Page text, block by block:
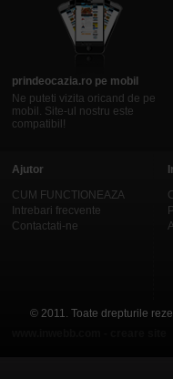
prindeocazia.ro pe mobil
Ne puteti vizita oricand de pe
mobil. Site-ul nostru este
compatibil!
Ajutor
CUM FUNCTIONEAZA
Intrebari frecvente
Contactati-ne
© 2011. Toate drepturile